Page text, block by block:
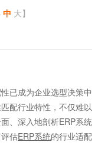
中 大】
已成为企业选型决策中
配行业特性，不仅难以
、深入地剖析ERP系统
估ERP系统的行业适配